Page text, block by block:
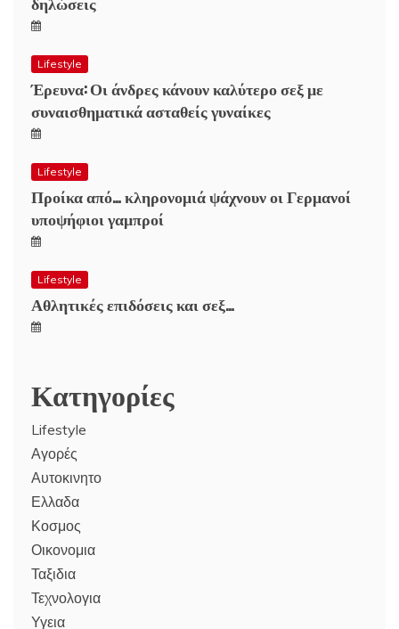
Lifestyle
Έρευνα: Οι άνδρες κάνουν καλύτερο σεξ με
συναισθηματικά ασταθείς γυναίκες
Lifestyle
Προίκα από… κληρονομιά ψάχνουν οι Γερμανοί
υποψήφιοι γαμπροί
Lifestyle
Αθλητικές επιδόσεις και σεξ…
Κατηγορίες
Lifestyle
Αγορές
Αυτοκινητο
Ελλαδα
Κοσμος
Οικονομια
Ταξιδια
Τεχνολογια
Υγεια